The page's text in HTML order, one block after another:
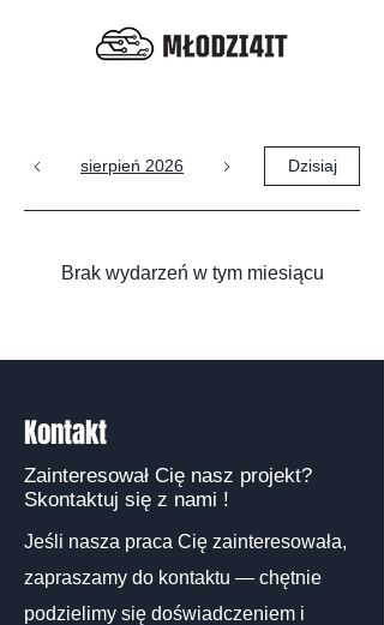
sierpień 2026 Dzisiaj
Brak wydarzeń w tym miesiącu
Kontakt
Zainteresował Cię nasz projekt?
Skontaktuj się z nami !
Jeśli nasza praca Cię zainteresowała,
zapraszamy do kontaktu — chętnie
podzielimy się doświadczeniem i